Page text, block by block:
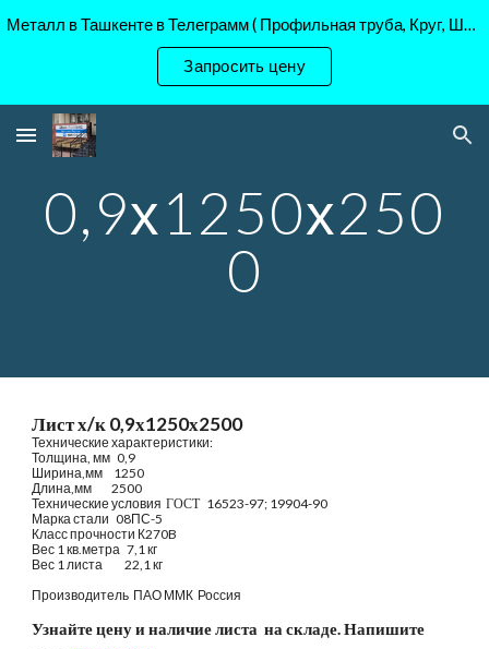
Skip to navigation
Металл в Ташкенте в Телеграмм ( Профильная труба, Круг, Шестигранник Ст45, 40Х, )
Запросить цену
0,9х1250х250
0
Лист х/к 0,9х1250х2500
Технические характеристики:
Толщина, мм   0,9
Ширина,мм     1250
Длина,мм         2500
Технические условия ГОСТ 16523-97; 19904-90
Марка стали   08ПС-5
Класс прочности К270B
Вес 1 кв.метра   7,1 кг
Вес 1 листа          22,1 кг
Производитель ПАО ММК  Россия
Узнайте цену и наличие листа  на складе. Напишите